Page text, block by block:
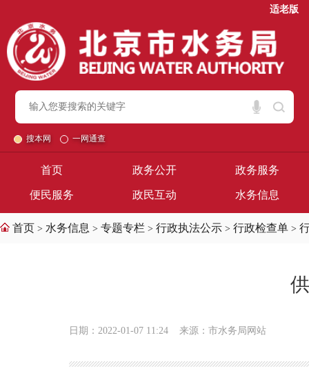
适老版
搜本网 一网通查
首页 政务公开 政务服务
便民服务 政民互动 水务信息
首页 > 水务信息 > 专题专栏 > 行政执法公示 > 行政检查单 >
日期：2022-01-07 11:24 来源：市水务局网站